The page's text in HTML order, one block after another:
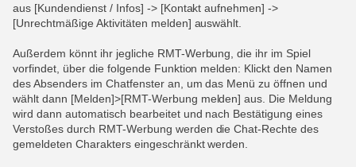
aus [Kundendienst / Infos] -> [Kontakt aufnehmen] ->
[Unrechtmäßige Aktivitäten melden] auswählt.
Außerdem könnt ihr jegliche RMT-Werbung, die ihr im Spiel
vorfindet, über die folgende Funktion melden: Klickt den Namen
des Absenders im Chatfenster an, um das Menü zu öffnen und
wählt dann [Melden]>[RMT-Werbung melden] aus. Die Meldung
wird dann automatisch bearbeitet und nach Bestätigung eines
Verstoßes durch RMT-Werbung werden die Chat-Rechte des
gemeldeten Charakters eingeschränkt werden.